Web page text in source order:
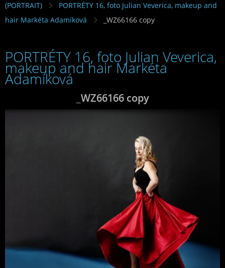
(PORTRAIT)
PORTRÉTY 16, foto Julian Veverica, makeup and
hair Markéta Adamíková
_WZ66166 copy
PORTRÉTY 16, foto Julian Veverica,
makeup and hair Markéta
Adamíková
_WZ66166 copy